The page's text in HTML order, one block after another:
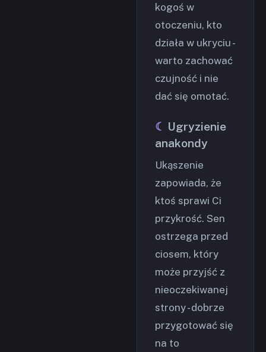
kogoś w
otoczeniu, kto
działa w ukryciu -
warto zachować
czujność i nie
dać się omotać.
Ugryzienie
anakondy
Ukąszenie
zapowiada, że
ktoś sprawi Ci
przykrość. Sen
ostrzega przed
ciosem, który
może przyjść z
nieoczekiwanej
strony - dobrze
przygotować się
na to